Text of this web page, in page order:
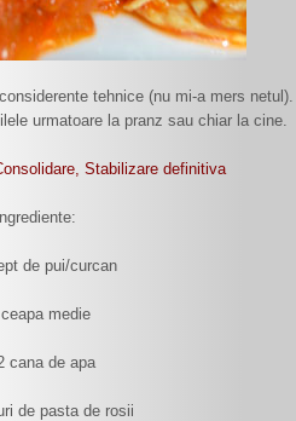
tehnice (nu mi-a mers netul).
urmatoare la pranz sau chiar la cine.
Stabilizare definitiva
Ingrediente:
de pui/curcan
medie
cana de apa
de pasta de rosii